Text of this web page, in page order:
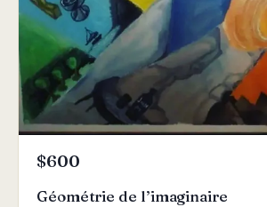
$600
Géométrie de l’imaginaire